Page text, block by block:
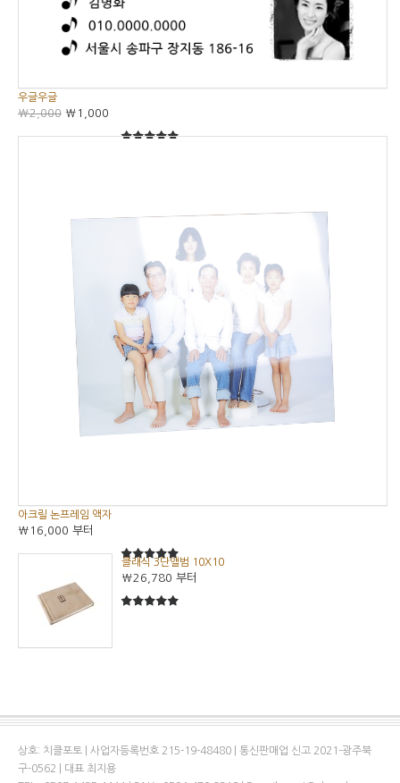
우글우글
₩2,000 ₩1,000
아크릴 논프레임 액자
55중에서
₩16,000 부터
클래식 3단앨범 10X10
₩26,780 부터
상호: 치클포토 | 사업자등록번호 215-19-48480 | 통신판매업 신고 2021-광주북
구-0562 | 대표 최지용